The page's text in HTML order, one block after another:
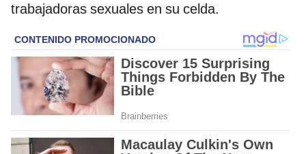
trabajadoras sexuales en su celda.